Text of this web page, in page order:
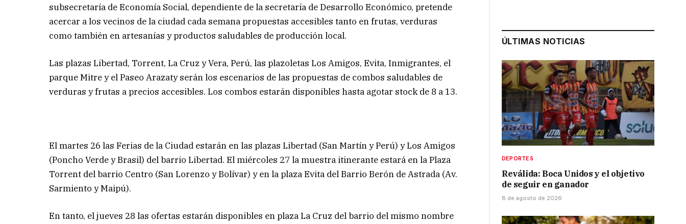
subsecretaría de Economía Social, dependiente de la secretaría de Desarrollo Económico, pretende
acercar a los vecinos de la ciudad cada semana propuestas accesibles tanto en frutas, verduras
como también en artesanías y productos saludables de producción local.
Las plazas Libertad, Torrent, La Cruz y Vera, Perú, las plazoletas Los Amigos, Evita, Inmigrantes, el
parque Mitre y el Paseo Arazaty serán los escenarios de las propuestas de combos saludables de
verduras y frutas a precios accesibles. Los combos estarán disponibles hasta agotar stock de 8 a 13.
El martes 26 las Ferias de la Ciudad estarán en las plazas Libertad (San Martín y Perú) y Los Amigos
(Poncho Verde y Brasil) del barrio Libertad. El miércoles 27 la muestra itinerante estará en la Plaza
Torrent del barrio Centro (San Lorenzo y Bolívar) y en la plaza Evita del Barrio Berón de Astrada (Av.
Sarmiento y Maipú).
En tanto, el jueves 28 las ofertas estarán disponibles en plaza La Cruz del barrio del mismo nombre
ÚLTIMAS NOTICIAS
DEPORTES
Reválida: Boca Unidos y el objetivo
de seguir en ganador
8 de agosto de 2026